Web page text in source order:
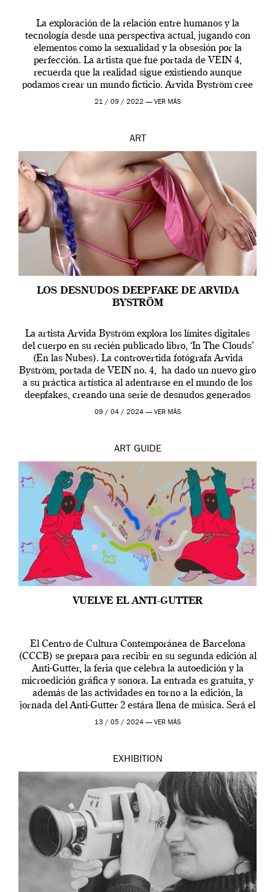
La exploración de la relación entre humanos y la
tecnología desde una perspectiva actual, jugando con
elementos como la sexualidad y la obsesión por la
perfección. La artista que fue portada de VEIN 4,
recuerda que la realidad sigue existiendo aunque
podamos crear un mundo ficticio. Arvida Byström cree
que los humanos tienen un complejo […]
21 / 09 / 2022 — VER MÁS
ART
LOS DESNUDOS DEEPFAKE DE ARVIDA
BYSTRÖM
La artista Arvida Byström explora los límites digitales
del cuerpo en su recién publicado libro, ‘In The Clouds’
(En las Nubes). La controvertida fotógrafa Arvida
Byström, portada de VEIN no. 4, ha dado un nuevo giro
a su práctica artística al adentrarse en el mundo de los
deepfakes, creando una serie de desnudos generados
por […]
09 / 04 / 2024 — VER MÁS
ART GUIDE
VUELVE EL ANTI-GUTTER
El Centro de Cultura Contemporánea de Barcelona
(CCCB) se prepara para recibir en su segunda edición al
Anti-Gutter, la feria que celebra la autoedición y la
microedición gráfica y sonora. La entrada es gratuita, y
además de las actividades en torno a la edición, la
jornada del Anti-Gutter 2 estára llena de música. Será el
[…]
13 / 05 / 2024 — VER MÁS
EXHIBITION